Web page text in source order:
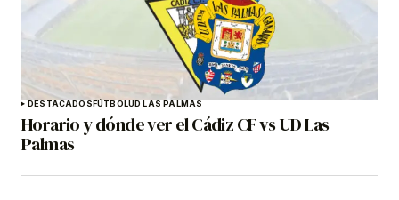
DESTACADOSFÚTBOLUD LAS PALMAS
Horario y dónde ver el Cádiz CF vs UD Las
Palmas